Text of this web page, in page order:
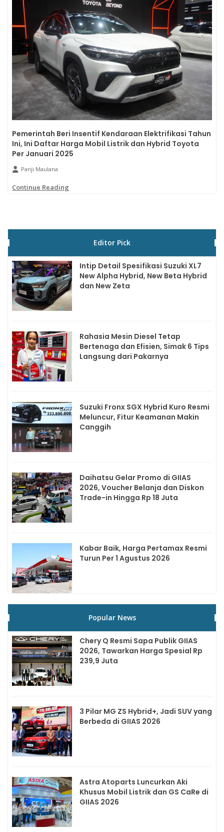
Pemerintah Beri Insentif Kendaraan Elektrifikasi Tahun
Ini, Ini Daftar Harga Mobil Listrik dan Hybrid Toyota
Per Januari 2025
Panji Maulana
Continue Reading
Editor Pick
Intip Detail Spesifikasi Suzuki XL7
New Alpha Hybrid, New Beta Hybrid
dan New Zeta
Rahasia Mesin Diesel Tetap
Bertenaga dan Efisien, Simak 6 Tips
Langsung dari Pakarnya
Suzuki Fronx SGX Hybrid Kuro Resmi
Meluncur, Fitur Keamanan Makin
Canggih
Daihatsu Gelar Promo di GIIAS
2026, Voucher Belanja dan Diskon
Trade-in Hingga Rp 18 Juta
Kabar Baik, Harga Pertamax Resmi
Turun Per 1 Agustus 2026
Popular News
Chery Q Resmi Sapa Publik GIIAS
2026, Tawarkan Harga Spesial Rp
239,9 Juta
3 Pilar MG ZS Hybrid+, Jadi SUV yang
Berbeda di GIIAS 2026
Astra Atoparts Luncurkan Aki
Khusus Mobil Listrik dan GS CaRe di
GIIAS 2026